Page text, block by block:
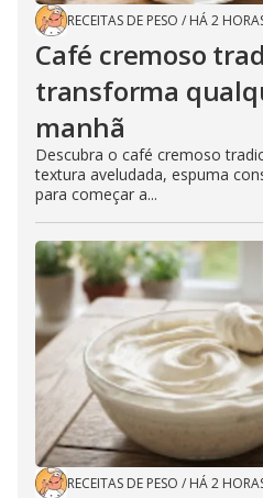
RECEITAS DE PESO / HÁ 2
Café cremoso
transforma
manhã
Descubra o café cremoso
textura aveludada, espuma
para começar a...
RECEITAS DE PESO / HÁ 2